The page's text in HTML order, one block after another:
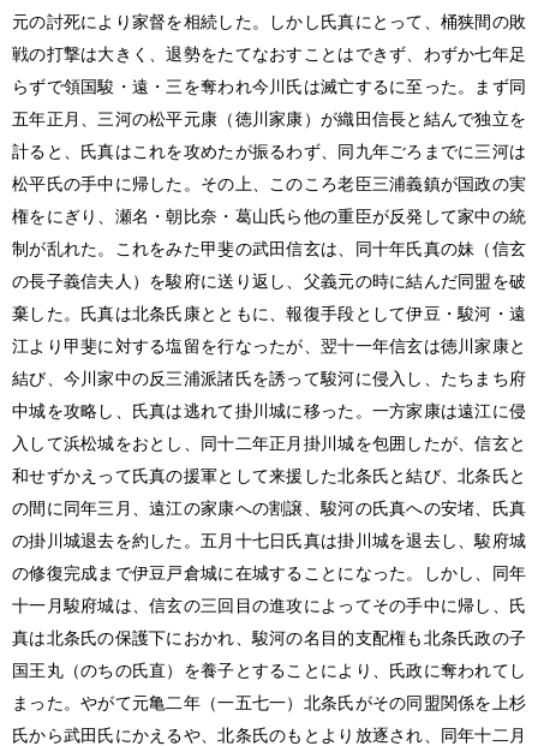
元の討死により家督を相続した。しかし氏真にとって、桶狭間の敗
戦の打撃は大きく、退勢をたてなおすことはできず、わずか七年足
らずで領国駿・遠・三を奪われ今川氏は滅亡するに至った。まず同
五年正月、三河の松平元康（徳川家康）が織田信長と結んで独立を
計ると、氏真はこれを攻めたが振るわず、同九年ごろまでに三河は
松平氏の手中に帰した。その上、このころ老臣三浦義鎮が国政の実
権をにぎり、瀬名・朝比奈・葛山氏ら他の重臣が反発して家中の統
制が乱れた。これをみた甲斐の武田信玄は、同十年氏真の妹（信玄
の長子義信夫人）を駿府に送り返し、父義元の時に結んだ同盟を破
棄した。氏真は北条氏康とともに、報復手段として伊豆・駿河・遠
江より甲斐に対する塩留を行なったが、翌十一年信玄は徳川家康と
結び、今川家中の反三浦派諸氏を誘って駿河に侵入し、たちまち府
中城を攻略し、氏真は逃れて掛川城に移った。一方家康は遠江に侵
入して浜松城をおとし、同十二年正月掛川城を包囲したが、信玄と
和せずかえって氏真の援軍として来援した北条氏と結び、北条氏と
の間に同年三月、遠江の家康への割譲、駿河の氏真への安堵、氏真
の掛川城退去を約した。五月十七日氏真は掛川城を退去し、駿府城
の修復完成まで伊豆戸倉城に在城することになった。しかし、同年
十一月駿府城は、信玄の三回目の進攻によってその手中に帰し、氏
真は北条氏の保護下におかれ、駿河の名目的支配権も北条氏政の子
国王丸（のちの氏直）を養子とすることにより、氏政に奪われてし
まった。やがて元亀二年（一五七一）北条氏がその同盟関係を上杉
氏から武田氏にかえるや、北条氏のもとより放逐され、同年十二月